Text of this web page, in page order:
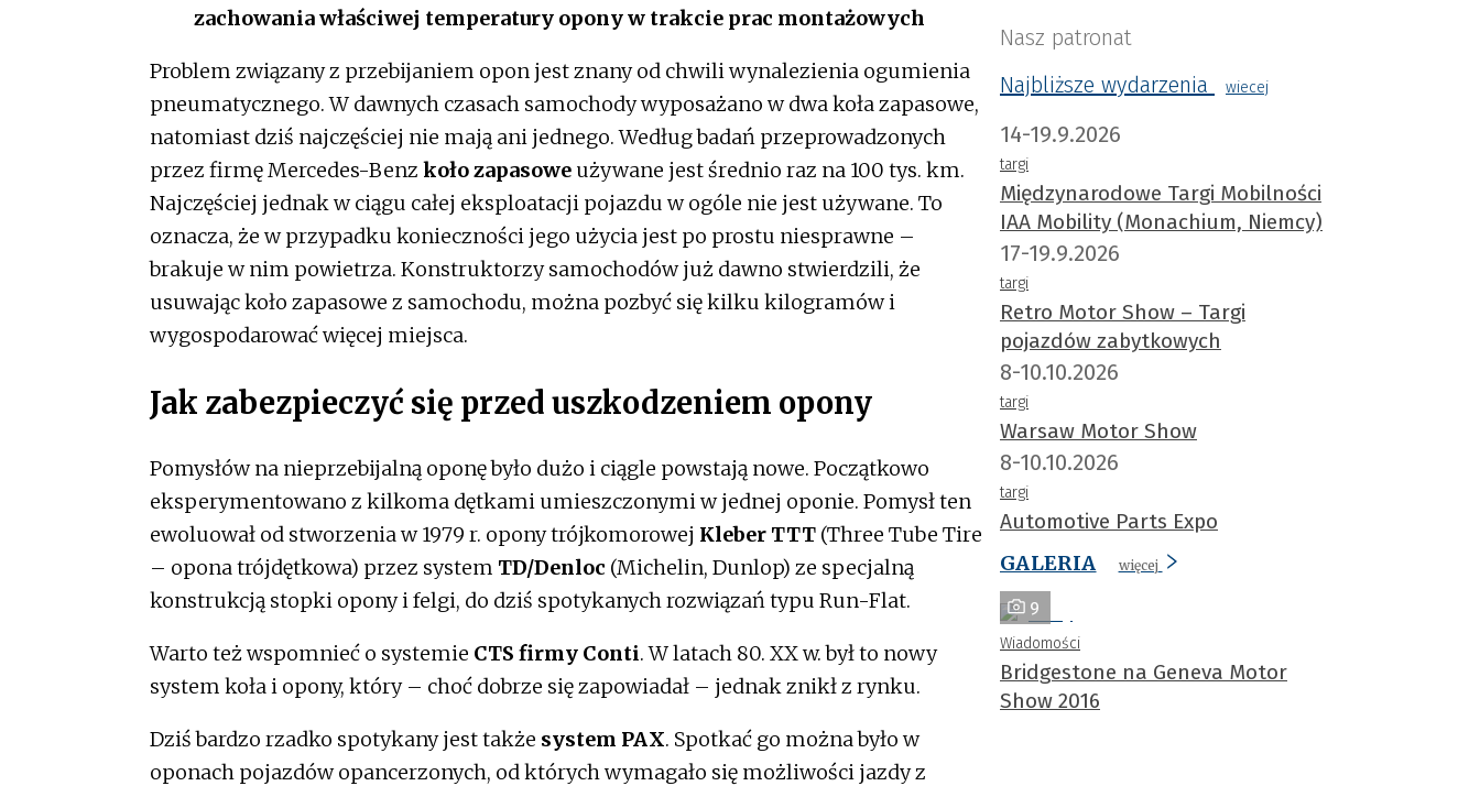
zachowania właściwej temperatury opony w trakcie prac montażowych
Problem związany z przebijaniem opon jest znany od chwili wynalezienia ogumienia
pneumatycznego. W dawnych czasach samochody wyposażano w dwa koła zapasowe,
natomiast dziś najczęściej nie mają ani jednego. Według badań przeprowadzonych
przez firmę Mercedes-Benz koło zapasowe używane jest średnio raz na 100 tys. km.
Najczęściej jednak w ciągu całej eksploatacji pojazdu w ogóle nie jest używane. To
oznacza, że w przypadku konieczności jego użycia jest po prostu niesprawne –
brakuje w nim powietrza. Konstruktorzy samochodów już dawno stwierdzili, że
usuwając koło zapasowe z samochodu, można pozbyć się kilku kilogramów i
wygospodarować więcej miejsca.
Jak zabezpieczyć się przed uszkodzeniem opony
Pomysłów na nieprzebijalną oponę było dużo i ciągle powstają nowe. Początkowo
eksperymentowano z kilkoma dętkami umieszczonymi w jednej oponie. Pomysł ten
ewoluował od stworzenia w 1979 r. opony trójkomorowej Kleber TTT (Three Tube Tire
– opona trójdętkowa) przez system TD/Denloc (Michelin, Dunlop) ze specjalną
konstrukcją stopki opony i felgi, do dziś spotykanych rozwiązań typu Run-Flat.
Warto też wspomnieć o systemie CTS firmy Conti. W latach 80. XX w. był to nowy
system koła i opony, który – choć dobrze się zapowiadał – jednak znikł z rynku.
Dziś bardzo rzadko spotykany jest także system PAX. Spotkać go można było w
oponach pojazdów opancerzonych, od których wymagało się możliwości jazdy z
Nasz patronat
Najbliższe wydarzenia
wiecej
14-19.9.2026
targi
Międzynarodowe Targi Mobilności
IAA Mobility (Monachium, Niemcy)
17-19.9.2026
targi
Retro Motor Show – Targi
pojazdów zabytkowych
8-10.10.2026
targi
Warsaw Motor Show
8-10.10.2026
targi
Automotive Parts Expo
GALERIA
więcej
9
Wiadomości
Bridgestone na Geneva Motor
Show 2016